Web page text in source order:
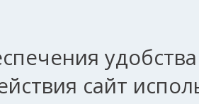
сайт